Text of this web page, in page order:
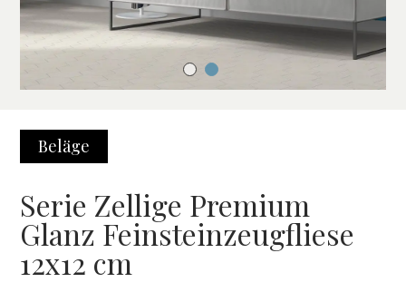
Beläge
Serie Zellige Premium
Glanz Feinsteinzeugfliese
12x12 cm